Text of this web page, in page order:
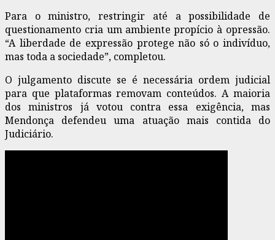
Para o ministro, restringir até a possibilidade de
questionamento cria um ambiente propício à opressão.
“A liberdade de expressão protege não só o indivíduo,
mas toda a sociedade”, completou.
O julgamento discute se é necessária ordem judicial
para que plataformas removam conteúdos. A maioria
dos ministros já votou contra essa exigência, mas
Mendonça defendeu uma atuação mais contida do
Judiciário.